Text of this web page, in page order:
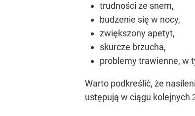
trudności ze snem,
budzenie się w nocy,
zwiększony apetyt,
skurcze brzucha,
problemy trawienne, w
Warto podkreślić, że
ustępują w ciągu kolejnych